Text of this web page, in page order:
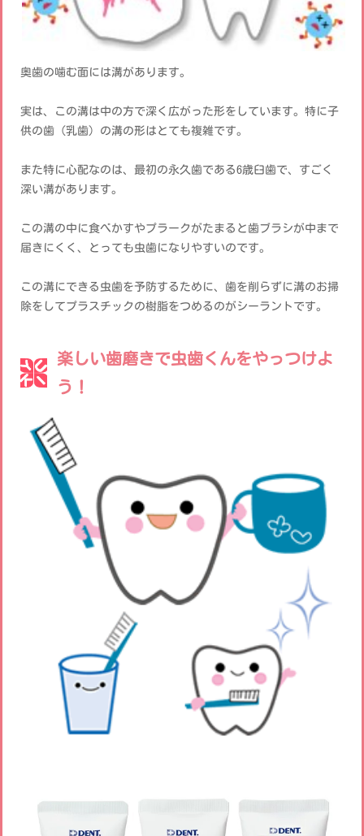
奥歯の噛む面には溝があります。
実は、この溝は中の方で深く広がった形をしています。特に子
供の歯（乳歯）の溝の形はとても複雑です。
また特に心配なのは、最初の永久歯である6歳臼歯で、すごく
深い溝があります。
この溝の中に食べかすやプラークがたまると歯ブラシが中まで
届きにくく、とっても虫歯になりやすいのです。
この溝にできる虫歯を予防するために、歯を削らずに溝のお掃
除をしてプラスチックの樹脂をつめるのがシーラントです。
楽しい歯磨きで虫歯くんをやっつけよ
う！